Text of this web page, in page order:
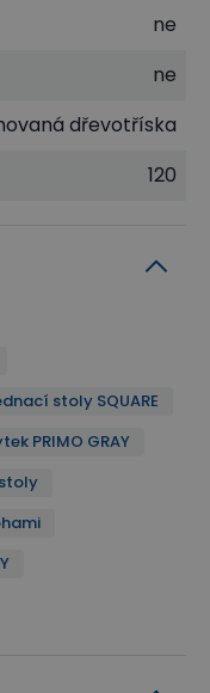
navíc
v každé
laminované
ne
ne
dřevotříska
120
stoly SQUARE
PRIMO GRAY